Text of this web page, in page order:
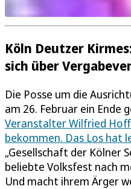
Köln Deutzer
sich über
Die Posse um die
am 26. Februar ein Ende
Veranstalter Wilfried
bekommen. Das Los hat
„Gesellschaft der Kölner
beliebte Volksfest nach
Und macht ihrem Ärger